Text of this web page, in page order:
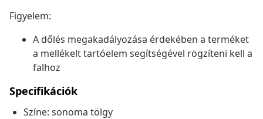
Figyelem:
A dőlés megakadályozása érdekében a terméket
a mellékelt tartóelem segítségével rögzíteni kell a
falhoz
Specifikációk
Színe: sonoma tölgy